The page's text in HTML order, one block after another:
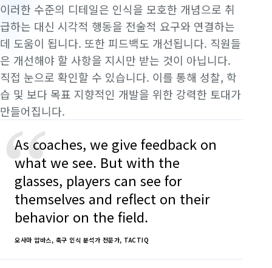
이러한 수준의 디테일은 인식을 모호한 개념으로 취
급하는 대신 시각적 행동을 전술적 요구와 연결하는
데 도움이 됩니다. 또한 피드백도 개선됩니다. 직원들
은 개선해야 할 사항을 지시만 받는 것이 아닙니다.
직접 눈으로 확인할 수 있습니다. 이를 통해 성찰, 학
습 및 보다 목표 지향적인 개발을 위한 강력한 토대가
만들어집니다.
“
As coaches, we give feedback on
what we see. But with the
glasses, players can see for
themselves and reflect on their
behavior on the field.
오사마 압바스, 축구 인식 분석가 전문가, TACTIQ